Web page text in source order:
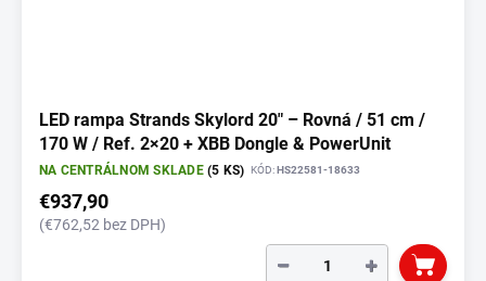
LED rampa Strands Skylord 20" – Rovná / 51 cm /
170 W / Ref. 2×20 + XBB Dongle & PowerUnit
NA CENTRÁLNOM SKLADE(5 KS) KÓD:HS22581-18633
€937,90
(€762,52 bez DPH)
+
−